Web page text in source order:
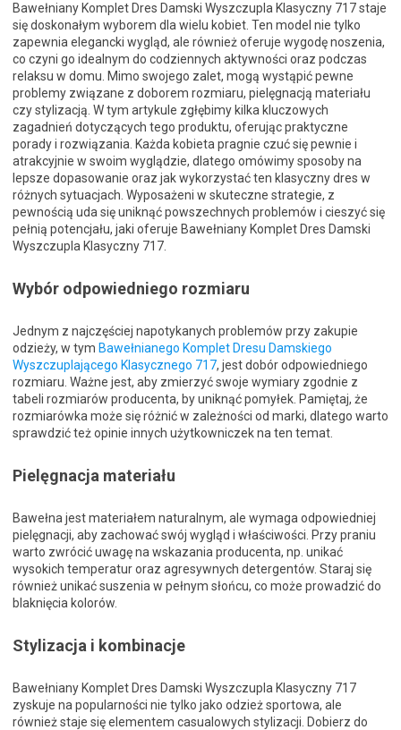
Bawełniany Komplet Dres Damski Wyszczupla Klasyczny 717 staje
się doskonałym wyborem dla wielu kobiet. Ten model nie tylko
zapewnia elegancki wygląd, ale również oferuje wygodę noszenia,
co czyni go idealnym do codziennych aktywności oraz podczas
relaksu w domu. Mimo swojego zalet, mogą wystąpić pewne
problemy związane z doborem rozmiaru, pielęgnacją materiału
czy stylizacją. W tym artykule zgłębimy kilka kluczowych
zagadnień dotyczących tego produktu, oferując praktyczne
porady i rozwiązania. Każda kobieta pragnie czuć się pewnie i
atrakcyjnie w swoim wyglądzie, dlatego omówimy sposoby na
lepsze dopasowanie oraz jak wykorzystać ten klasyczny dres w
różnych sytuacjach. Wyposażeni w skuteczne strategie, z
pewnością uda się uniknąć powszechnych problemów i cieszyć się
pełnią potencjału, jaki oferuje Bawełniany Komplet Dres Damski
Wyszczupla Klasyczny 717.
Wybór odpowiedniego rozmiaru
Jednym z najczęściej napotykanych problemów przy zakupie
odzieży, w tym Bawełnianego Komplet Dresu Damskiego
Wyszczuplającego Klasycznego 717, jest dobór odpowiedniego
rozmiaru. Ważne jest, aby zmierzyć swoje wymiary zgodnie z
tabeli rozmiarów producenta, by uniknąć pomyłek. Pamiętaj, że
rozmiarówka może się różnić w zależności od marki, dlatego warto
sprawdzić też opinie innych użytkowniczek na ten temat.
Pielęgnacja materiału
Bawełna jest materiałem naturalnym, ale wymaga odpowiedniej
pielęgnacji, aby zachować swój wygląd i właściwości. Przy praniu
warto zwrócić uwagę na wskazania producenta, np. unikać
wysokich temperatur oraz agresywnych detergentów. Staraj się
również unikać suszenia w pełnym słońcu, co może prowadzić do
blaknięcia kolorów.
Stylizacja i kombinacje
Bawełniany Komplet Dres Damski Wyszczupla Klasyczny 717
zyskuje na popularności nie tylko jako odzież sportowa, ale
również staje się elementem casualowych stylizacji. Dobierz do